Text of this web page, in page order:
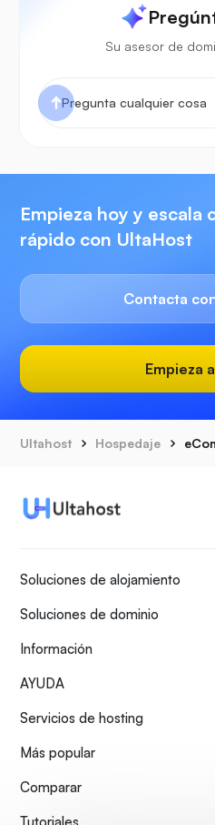
Su asesor de
Empieza hoy y escala
rápido con UltaHost
Contacta
Empieza
Ultahost Hospedaje
Soluciones de alojamiento
Soluciones de dominio
Información
AYUDA
Servicios de hosting
Más popular
Comparar